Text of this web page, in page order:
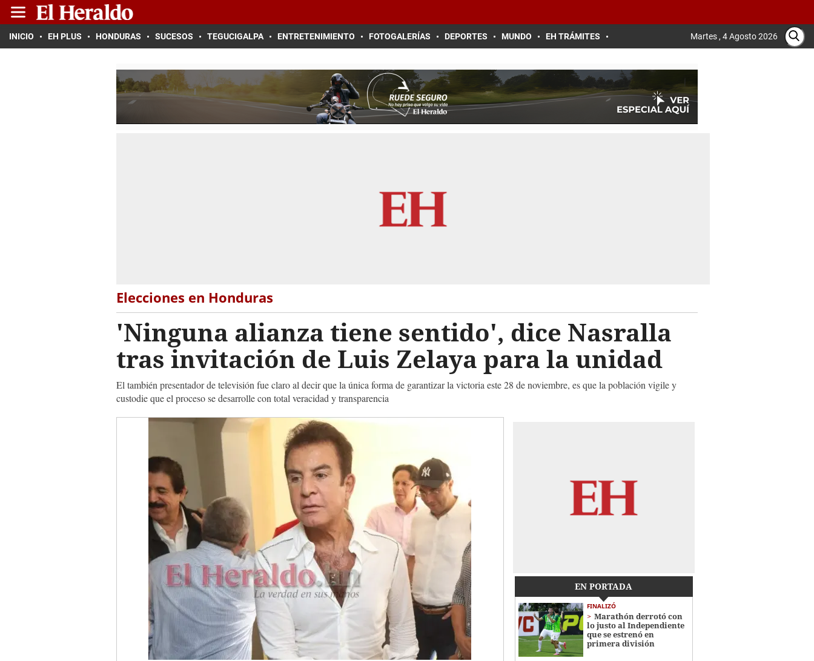
INICIO EH PLUS HONDURAS SUCESOS TEGUCIGALPA ENTRETENIMIENTO FOTOGALERÍAS DEPORTES MUNDO EH TRÁMITES Martes , 4 Agosto 2026
Elecciones en Honduras
'Ninguna alianza tiene sentido', dice Nasralla
tras invitación de Luis Zelaya para la unidad
El también presentador de televisión fue claro al decir que la única forma de garantizar la victoria este 28 de noviembre, es que la población vigile y
custodie que el proceso se desarrolle con total veracidad y transparencia
EN PORTADA
FINALIZÓ
Marathón derrotó con
lo justo al Independiente
que se estrenó en
primera división